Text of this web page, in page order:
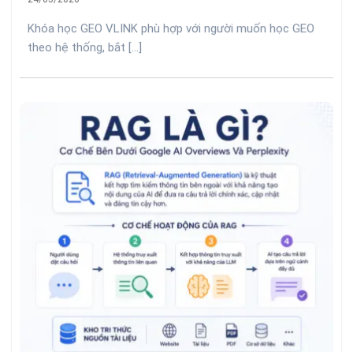
Khóa học GEO VLINK phù hợp với người muốn học GEO
theo hệ thống, bắt [...]